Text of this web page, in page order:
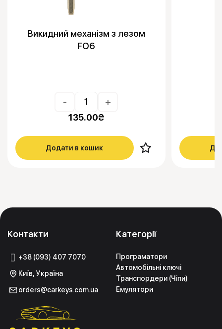
Викидний механізм з лезом
FO6
- +
135.00₴
Додати в кошик
Контакти
+38 (093) 407 7070
Київ, Україна
orders@carkeys.com.ua
Категорії
Програматори
Автомобільні ключі
Транспордери (Чіпи)
Емулятори